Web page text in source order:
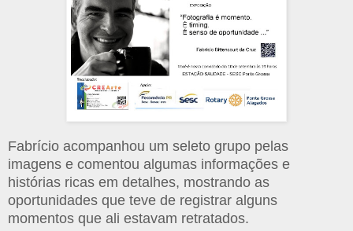
Fabrício acompanhou um seleto grupo pelas
imagens e comentou algumas informações e
histórias ricas em detalhes, mostrando as
oportunidades que teve de registrar alguns
momentos que ali estavam retratados.